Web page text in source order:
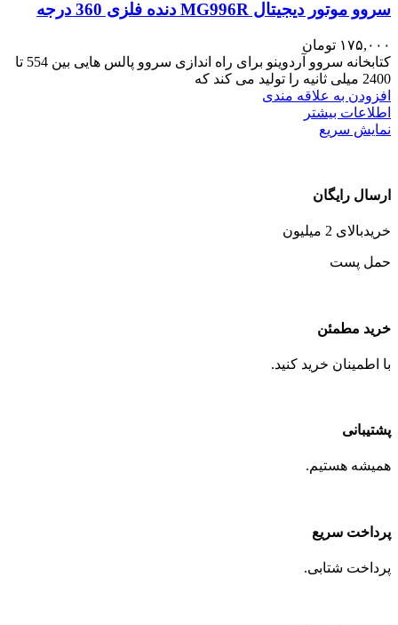
سروو موتور دیجیتال MG996R دنده فلزی 360 درجه
۱۷۵,۰۰۰ تومان
کتابخانه سروو آردوینو برای راه اندازی سروو پالس هایی بین 554 تا
2400 میلی ثانیه را تولید می کند که
افزودن به علاقه مندی
اطلاعات بیشتر
نمایش سریع
ارسال رایگان
خریدبالای 2 میلیون
حمل پست
خرید مطمئن
با اطمینان خرید کنید.
پشتیبانی
همیشه هستیم.
پرداخت سریع
پرداخت شتابی.